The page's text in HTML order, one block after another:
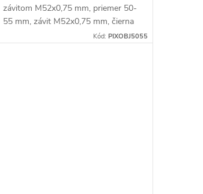
závitom M52x0,75 mm, priemer 50-
55 mm, závit M52x0,75 mm, čierna
Kód: PIXOBJ5055